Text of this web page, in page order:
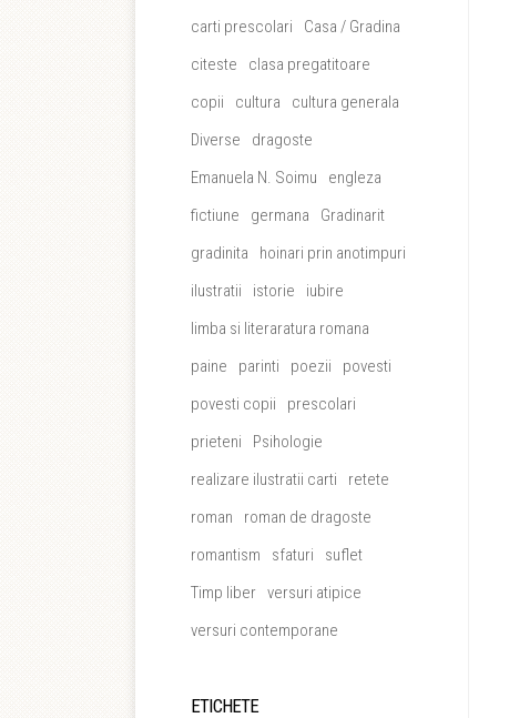
carti prescolari
Casa / Gradina
citeste
clasa pregatitoare
copii
cultura
cultura generala
Diverse
dragoste
Emanuela N. Soimu
engleza
fictiune
germana
Gradinarit
gradinita
hoinari prin anotimpuri
ilustratii
istorie
iubire
limba si literaratura romana
paine
parinti poezii
povesti
povesti copii
prescolari
prieteni
Psihologie
realizare ilustratii carti
retete
roman
roman de dragoste
romantism
sfaturi
suflet
Timp liber versuri atipice
versuri contemporane
ETICHETE